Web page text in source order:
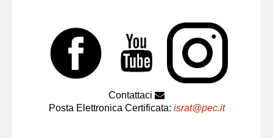
Contattaci
Posta Elettronica Certificata: israt@pec.it